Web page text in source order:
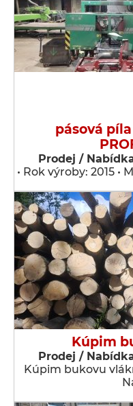
pásová píla
Prodej /
• Rok výroby: 2015 •
Kúpim
Prodej /
Kúpim bukovu